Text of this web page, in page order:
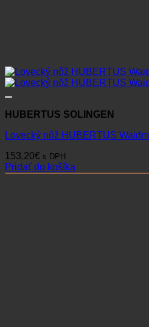
HUBERTUS SOLINGEN
Lovecký nôž HUBERTUS
153,20€ s DPH
Pridať do košíka